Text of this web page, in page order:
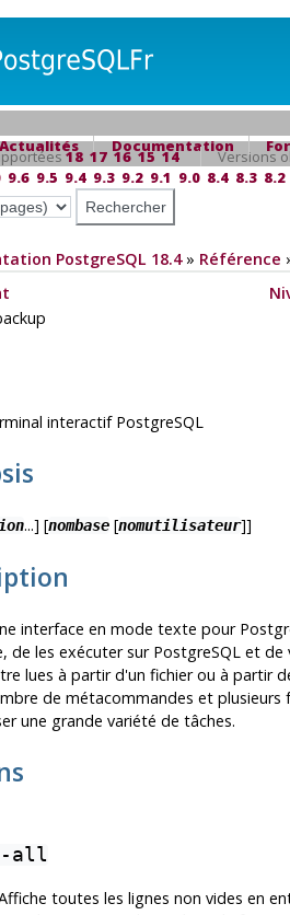
Actualités Documentation
18 17 16 15 14
Versions
9.6 9.5 9.4 9.3 9.2 9.1 9.0 8.4 8.3 8.2
PostgreSQL 18.4» Référence
interactif PostgreSQL
...] [nombase[nomutilisateur]]
interface en mode texte pour
de les exécuter sur PostgreSQLet de
lues à partir d'un fichier ou à partir
de métacommandes et
une grande variété de tâches.
all
toutes les lignes non vides en